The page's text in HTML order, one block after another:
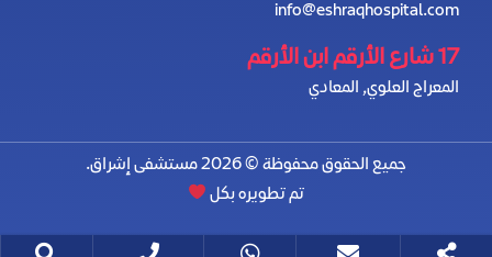
info@eshraqhospital.com
17 شارع الأرقم ابن الأرقم
المعراج العلوي, المعادي
جميع الحقوق محفوظة © 2026 مستشفى إشراق.
تم تطويره بكل